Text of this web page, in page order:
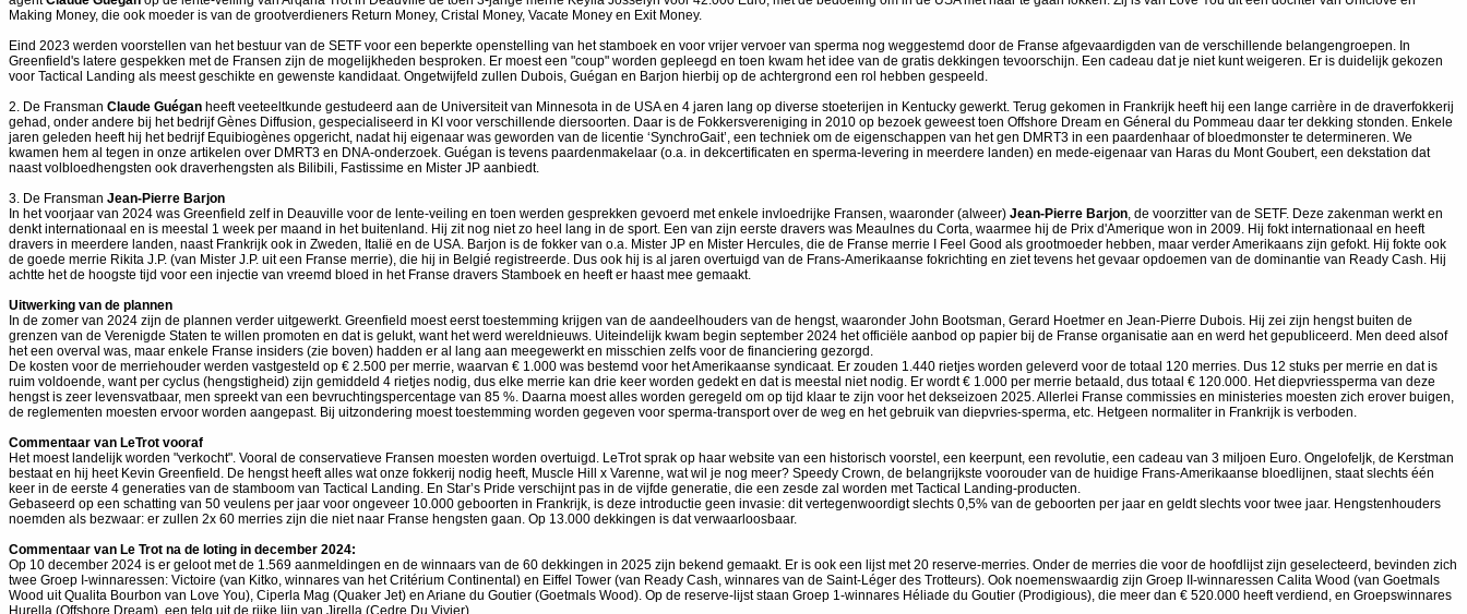
Making Money, die ook moeder is van de grootverdieners Return Money, Cristal Money, Vacate Money en Exit Money.
Eind 2023 werden voorstellen van het bestuur van de SETF voor een beperkte openstelling van het stamboek en voor vrijer vervoer van sperma nog weggestemd door de Franse afgevaardigden van de verschillende belangengroepen. In
Greenfield's latere gespekken met de Fransen zijn de mogelijkheden besproken. Er moest een "coup" worden gepleegd en toen kwam het idee van de gratis dekkingen tevoorschijn. Een cadeau dat je niet kunt weigeren. Er is duidelijk gekozen
voor Tactical Landing als meest geschikte en gewenste kandidaat. Ongetwijfeld zullen Dubois, Guégan en Barjon hierbij op de achtergrond een rol hebben gespeeld.
2. De Fransman Claude Guégan heeft veeteeltkunde gestudeerd aan de Universiteit van Minnesota in de USA en 4 jaren lang op diverse stoeterijen in Kentucky gewerkt. Terug gekomen in Frankrijk heeft hij een lange carrière in de draverfokkerij
gehad, onder andere bij het bedrijf Gènes Diffusion, gespecialiseerd in KI voor verschillende diersoorten. Daar is de Fokkersvereniging in 2010 op bezoek geweest toen Offshore Dream en Géneral du Pommeau daar ter dekking stonden. Enkele
jaren geleden heeft hij het bedrijf Equibiogènes opgericht, nadat hij eigenaar was geworden van de licentie ‘SynchroGait’, een techniek om de eigenschappen van het gen DMRT3 in een paardenhaar of bloedmonster te determineren. We
kwamen hem al tegen in onze artikelen over DMRT3 en DNA-onderzoek. Guégan is tevens paardenmakelaar (o.a. in dekcertificaten en sperma-levering in meerdere landen) en mede-eigenaar van Haras du Mont Goubert, een dekstation dat
naast volbloedhengsten ook draverhengsten als Bilibili, Fastissime en Mister JP aanbiedt.
3. De Fransman Jean-Pierre Barjon
In het voorjaar van 2024 was Greenfield zelf in Deauville voor de lente-veiling en toen werden gesprekken gevoerd met enkele invloedrijke Fransen, waaronder (alweer) Jean-Pierre Barjon , de voorzitter van de SETF. Deze zakenman werkt en
denkt internationaal en is meestal 1 week per maand in het buitenland. Hij zit nog niet zo heel lang in de sport. Een van zijn eerste dravers was Meaulnes du Corta, waarmee hij de Prix d'Amerique won in 2009. Hij fokt internationaal en heeft
dravers in meerdere landen, naast Frankrijk ook in Zweden, Italië en de USA. Barjon is de fokker van o.a. Mister JP en Mister Hercules, die de Franse merrie I Feel Good als grootmoeder hebben, maar verder Amerikaans zijn gefokt. Hij fokte ook
de goede merrie Rikita J.P. (van Mister J.P. uit een Franse merrie), die hij in Belgié registreerde. Dus ook hij is al jaren overtuigd van de Frans-Amerikaanse fokrichting en ziet tevens het gevaar opdoemen van de dominantie van Ready Cash. Hij
achtte het de hoogste tijd voor een injectie van vreemd bloed in het Franse dravers Stamboek en heeft er haast mee gemaakt.
Uitwerking van de plannen
In de zomer van 2024 zijn de plannen verder uitgewerkt. Greenfield moest eerst toestemming krijgen van de aandeelhouders van de hengst, waaronder John Bootsman, Gerard Hoetmer en Jean-Pierre Dubois. Hij zei zijn hengst buiten de
grenzen van de Verenigde Staten te willen promoten en dat is gelukt, want het werd wereldnieuws. Uiteindelijk kwam begin september 2024 het officiële aanbod op papier bij de Franse organisatie aan en werd het gepubliceerd. Men deed alsof
het een overval was, maar enkele Franse insiders (zie boven) hadden er al lang aan meegewerkt en misschien zelfs voor de financiering gezorgd.
De kosten voor de merriehouder werden vastgesteld op € 2.500 per merrie, waarvan € 1.000 was bestemd voor het Amerikaanse syndicaat. Er zouden 1.440 rietjes worden geleverd voor de totaal 120 merries. Dus 12 stuks per merrie en dat is
ruim voldoende, want per cyclus (hengstigheid) zijn gemiddeld 4 rietjes nodig, dus elke merrie kan drie keer worden gedekt en dat is meestal niet nodig. Er wordt € 1.000 per merrie betaald, dus totaal € 120.000. Het diepvriessperma van deze
hengst is zeer levensvatbaar, men spreekt van een bevruchtingspercentage van 85 %. Daarna moest alles worden geregeld om op tijd klaar te zijn voor het dekseizoen 2025. Allerlei Franse commissies en ministeries moesten zich erover buigen,
de reglementen moesten ervoor worden aangepast. Bij uitzondering moest toestemming worden gegeven voor sperma-transport over de weg en het gebruik van diepvries-sperma, etc. Hetgeen normaliter in Frankrijk is verboden.
Commentaar van LeTrot vooraf
Het moest landelijk worden "verkocht". Vooral de conservatieve Fransen moesten worden overtuigd. LeTrot sprak op haar website van een historisch voorstel, een keerpunt, een revolutie, een cadeau van 3 miljoen Euro. Ongelofeljk, de Kerstman
bestaat en hij heet Kevin Greenfield. De hengst heeft alles wat onze fokkerij nodig heeft, Muscle Hill x Varenne, wat wil je nog meer? Speedy Crown, de belangrijkste voorouder van de huidige Frans-Amerikaanse bloedlijnen, staat slechts één
keer in de eerste 4 generaties van de stamboom van Tactical Landing. En Star’s Pride verschijnt pas in de vijfde generatie, die een zesde zal worden met Tactical Landing-producten.
Gebaseerd op een schatting van 50 veulens per jaar voor ongeveer 10.000 geboorten in Frankrijk, is deze introductie geen invasie: dit vertegenwoordigt slechts 0,5% van de geboorten per jaar en geldt slechts voor twee jaar. Hengstenhouders
noemden als bezwaar: er zullen 2x 60 merries zijn die niet naar Franse hengsten gaan. Op 13.000 dekkingen is dat verwaarloosbaar.
Commentaar van Le Trot na de loting in december 2024:
Op 10 december 2024 is er geloot met de 1.569 aanmeldingen en de winnaars van de 60 dekkingen in 2025 zijn bekend gemaakt. Er is ook een lijst met 20 reserve-merries. Onder de merries die voor de hoofdlijst zijn geselecteerd, bevinden zich
twee Groep I-winnaressen: Victoire (van Kitko, winnares van het Critérium Continental) en Eiffel Tower (van Ready Cash, winnares van de Saint-Léger des Trotteurs). Ook noemenswaardig zijn Groep II-winnaressen Calita Wood (van Goetmals
Wood uit Qualita Bourbon van Love You), Ciperla Mag (Quaker Jet) en Ariane du Goutier (Goetmals Wood). Op de reserve-lijst staan Groep 1-winnares Héliade du Goutier (Prodigious), die meer dan € 520.000 heeft verdiend, en Groepswinnares
Hurella (Offshore Dream), een telg uit de rijke lijn van Jirella (Cedre Du Vivier).